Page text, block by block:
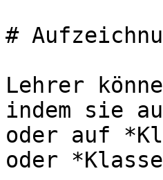
#
Lehrer
indem sie
oder auf
oder